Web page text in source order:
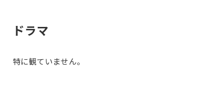
ドラマ
特に観ていません。